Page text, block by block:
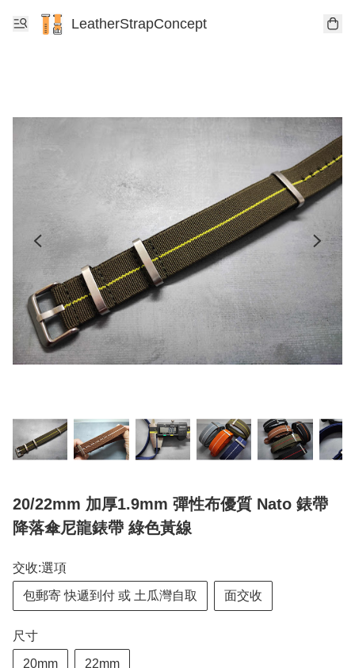
LeatherStrapConcept
20/22mm 加厚1.9mm 彈性布優質 Nato 錶帶
降落傘尼龍錶帶 綠色黃線
交收:選項
包郵寄 快遞到付 或 土瓜灣自取 面交收
尺寸
20mm 22mm